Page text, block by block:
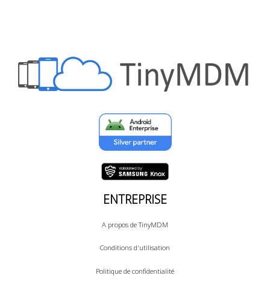
ENTREPRISE
A propos de TinyMDM
Conditions d'utilisation
Politique de confidentialité